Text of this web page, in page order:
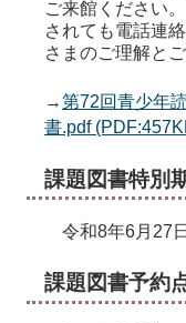
ご来館ください
されても電話連
さまのご理解と
→第72回青少年
書.pdf
課題図書特別
令和8年6月27
課題図書予約